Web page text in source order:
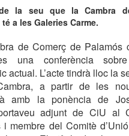
la seu que la Cambra
a les Galeries Carme.
de Comerç de Palamós
una conferència
actual. L’acte tindrà lloc la
a partir de les
amb la ponència de
adjunt de CiU al
i membre del Comitè